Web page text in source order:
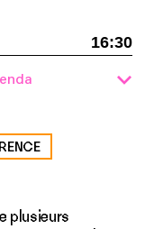
16:30
plusieurs